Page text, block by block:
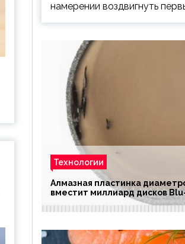
намерении воздвигнуть
Технологии
Алмазная пластинка
вместит миллиард дисков